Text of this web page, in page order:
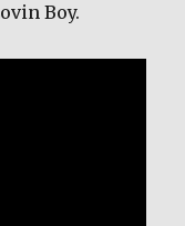
Boy.